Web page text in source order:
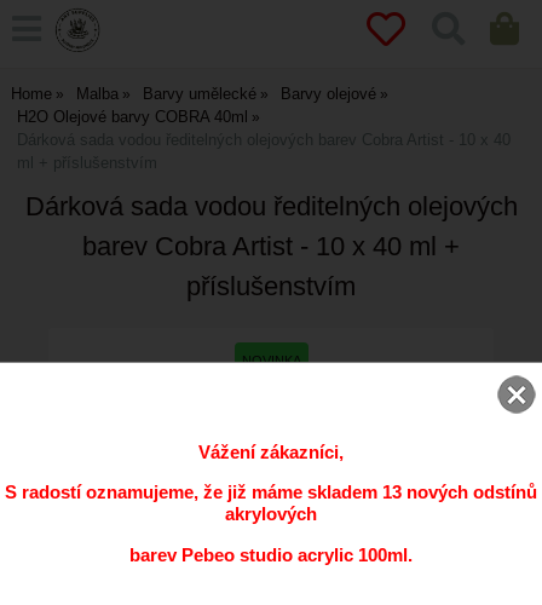
Home Malba Barvy umělecké
Barvy olejové
H2O Olejové barvy COBRA 40ml
Dárková sada vodou ředitelných olejových barev Cobra Artist - 10 x 40
ml + příslušenstvím
Dárková sada vodou ředitelných olejových
barev Cobra Artist - 10 x 40 ml +
příslušenstvím
Vážení zákazníci,
S radostí oznamujeme, že již máme skladem 13 nových odstínů
akrylových
barev Pebeo studio acrylic 100ml.